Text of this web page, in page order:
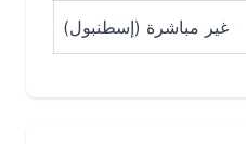
مباشرة (إسطنبول) 6.5 ساعات